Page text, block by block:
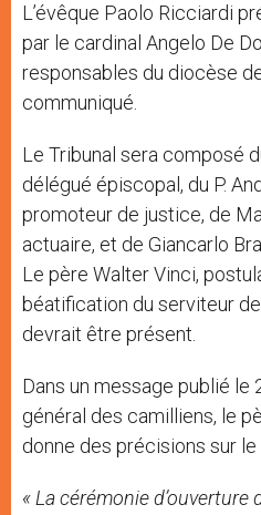
L’évêque Paolo Ricciardi
par le cardinal Angelo De
responsables du diocèse
communiqué.
Le Tribunal sera composé
délégué épiscopal, du P.
promoteur de justice, de
actuaire, et de Giancarlo
Le père Walter Vinci,
béatification du serviteur
devrait être présent.
Dans un message publié le
général des camilliens, le
donne des précisions sur
« La cérémonie d’ouverture